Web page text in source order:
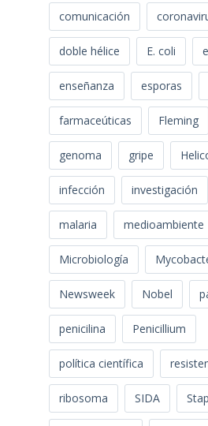
comunicación
doble hélice E. coli
enseñanza esporas
farmaceúticas Fleming
genoma gripe
infección investigación
malaria medioambiente
Microbiología
Newsweek Nobel
penicilina Penicillium
política científica
ribosoma SIDA